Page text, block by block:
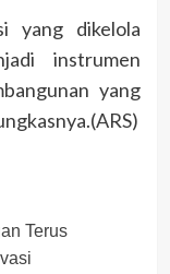
yang dikelola
instrumen
yang
Terus